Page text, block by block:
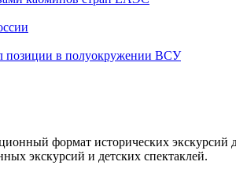
позиции в полуокружении ВСУ
формат исторических
экскурсий и детских спектаклей.